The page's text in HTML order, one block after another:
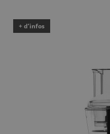
+ d’infos